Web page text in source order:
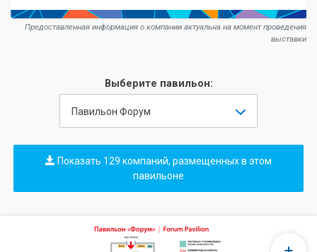
Предоставленная информация о компании актуальна на момент проведения
выставки
Выберите павильон:
Павильон Форум
Показать 129 компаний, размещенных в этом
павильоне